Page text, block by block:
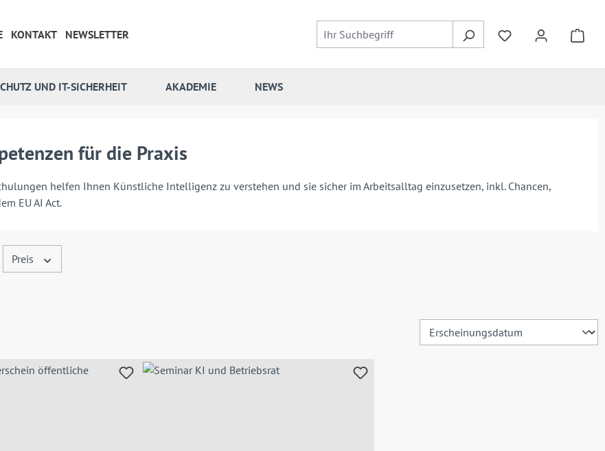
KONTAKT NEWSLETTER
UND IT-SICHERHEIT AKADEMIE NEWS
für die Praxis
helfen Ihnen Künstliche Intelligenz zu verstehen und sie sicher im Arbeitsalltag einzusetzen, inkl. Chancen,
EU AI Act.
Preis